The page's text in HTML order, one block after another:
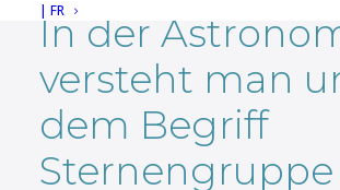
| FR
In der
versteht man
dem Begriff
Sternengruppe